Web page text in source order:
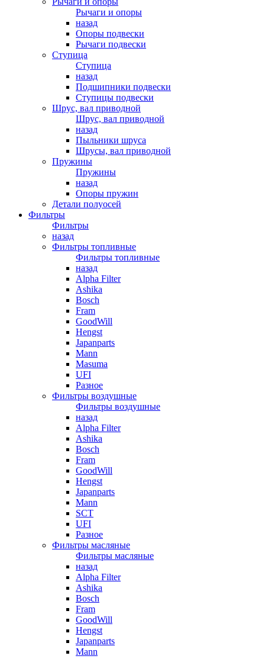
Рычаги и опоры
назад
Опоры подвески
Рычаги подвески
Ступица
Ступица
назад
Подшипники подвески
Ступицы подвески
Шрус, вал приводной
Шрус, вал приводной
назад
Пыльники шруса
Шрусы, вал приводной
Пружины
Пружины
назад
Опоры пружин
Детали полуосей
Фильтры
Фильтры
назад
Фильтры топливные
Фильтры топливные
назад
Alpha Filter
Ashika
Bosch
Fram
GoodWill
Hengst
Japanparts
Mann
Masuma
UFI
Разное
Фильтры воздушные
Фильтры воздушные
назад
Alpha Filter
Ashika
Bosch
Fram
GoodWill
Hengst
Japanparts
Mann
SCT
UFI
Разное
Фильтры масляные
Фильтры масляные
назад
Alpha Filter
Ashika
Bosch
Fram
GoodWill
Hengst
Japanparts
Mann